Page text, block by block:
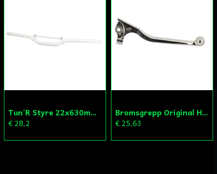
Tun'R Styre 22x630mm Vit
€ 28,2
Bromsgrepp Original Hö Peugeot Ludix/Speedfight/Vivacity
€ 25,63